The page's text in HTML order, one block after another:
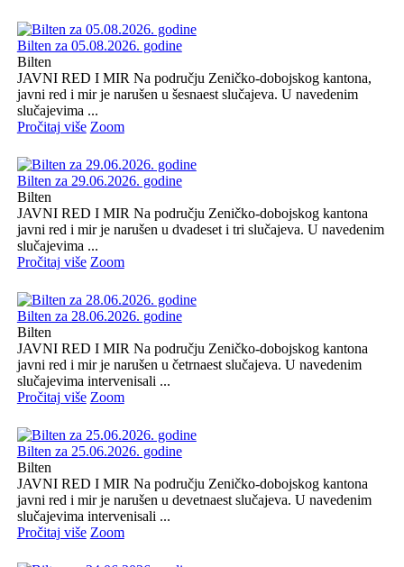
Bilten za 05.08.2026. godine
Bilten
JAVNI RED I MIR Na području Zeničko-dobojskog kantona,
javni red i mir je narušen u šesnaest slučajeva. U navedenim
slučajevima ...
Pročitaj više Zoom
Bilten za 29.06.2026. godine
Bilten
JAVNI RED I MIR Na području Zeničko-dobojskog kantona
javni red i mir je narušen u dvadeset i tri slučajeva. U navedenim
slučajevima ...
Pročitaj više Zoom
Bilten za 28.06.2026. godine
Bilten
JAVNI RED I MIR Na području Zeničko-dobojskog kantona
javni red i mir je narušen u četrnaest slučajeva. U navedenim
slučajevima intervenisali ...
Pročitaj više Zoom
Bilten za 25.06.2026. godine
Bilten
JAVNI RED I MIR Na području Zeničko-dobojskog kantona
javni red i mir je narušen u devetnaest slučajeva. U navedenim
slučajevima intervenisali ...
Pročitaj više Zoom